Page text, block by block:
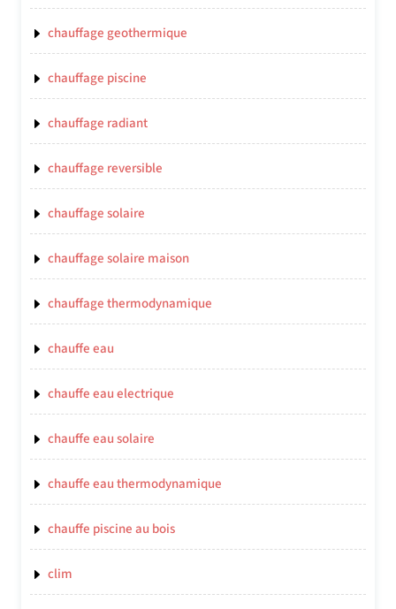
chauffage geothermique
chauffage piscine
chauffage radiant
chauffage reversible
chauffage solaire
chauffage solaire maison
chauffage thermodynamique
chauffe eau
chauffe eau electrique
chauffe eau solaire
chauffe eau thermodynamique
chauffe piscine au bois
clim